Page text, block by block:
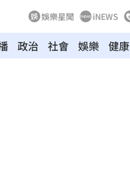
娛樂星聞 iNEWS
政治 社會 娛樂 健康